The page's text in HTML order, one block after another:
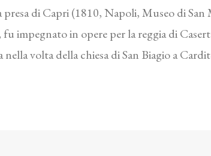
presa di Capri (1810, Napoli, Museo di
impegnato in opere per la reggia di
volta della chiesa di San Biagio a